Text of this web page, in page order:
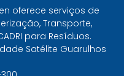
oferece serviços de
Transporte,
para Resíduos.
Satélite Guarulhos